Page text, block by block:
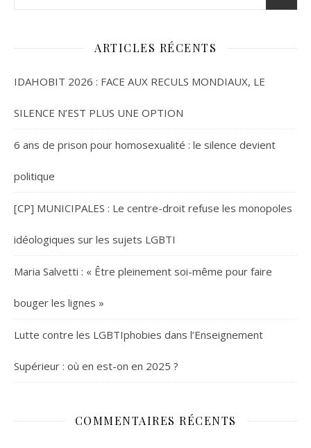
ARTICLES RÉCENTS
IDAHOBIT 2026 : FACE AUX RECULS MONDIAUX, LE
SILENCE N’EST PLUS UNE OPTION
6 ans de prison pour homosexualité : le silence devient
politique
[CP] MUNICIPALES : Le centre-droit refuse les monopoles
idéologiques sur les sujets LGBTI
Maria Salvetti : « Être pleinement soi-même pour faire
bouger les lignes »
Lutte contre les LGBTIphobies dans l’Enseignement
Supérieur : où en est-on en 2025 ?
COMMENTAIRES RÉCENTS